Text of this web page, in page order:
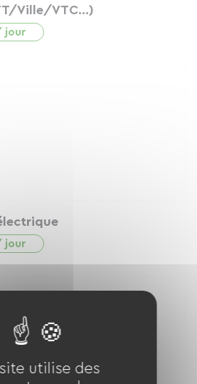
Ville/VTC...)
jour
jour
utilise des